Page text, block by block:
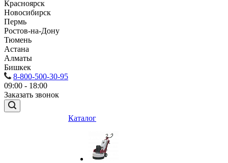
Красноярск
Новосибирск
Пермь
Ростов-на-Дону
Тюмень
Астана
Алматы
Бишкек
8-800-500-30-95
09:00 - 18:00
Заказать звонок
Каталог